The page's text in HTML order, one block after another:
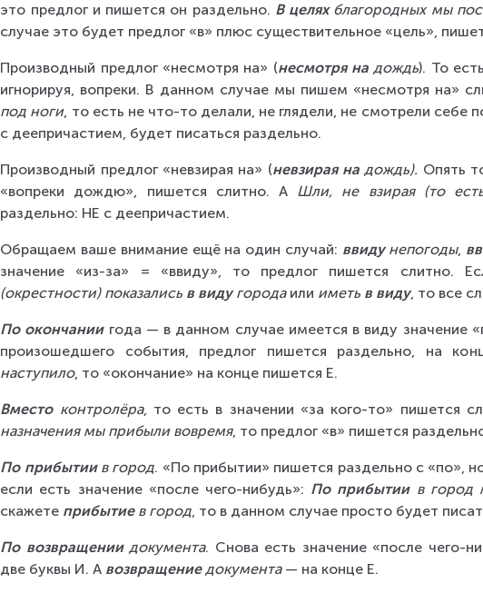
это предлог и пишется он раздельно. В целях благородных мы
случае это будет предлог «в» плюс существительное «цель»,
Производный предлог «несмотря на» (несмотря на дождь). То
игнорируя, вопреки. В данном случае мы пишем «несмотря на»
под ноги, то есть не что-то делали, не глядели, не смотрели себе
с деепричастием, будет писаться раздельно.
Производный предлог «невзирая на» (невзирая на дождь). Опять
«вопреки дождю», пишется слитно. А Шли, не взирая (то
раздельно: НЕ с деепричастием.
Обращаем ваше внимание ещё на один случай: ввиду непогоды,
значение «из-за» = «ввиду», то предлог пишется слитно.
(окрестности) показались в виду города или иметь в виду, то все
По окончании года — в данном случае имеется в виду значение
произошедшего события, предлог пишется раздельно, на
наступило, то «окончание» на конце пишется Е.
Вместо контролёра, то есть в значении «за кого-то» пишется
назначения мы прибыли вовремя, то предлог «в» пишется
По прибытии в город. «По прибытии» пишется раздельно с «по»,
если есть значение «после чего-нибудь»: По прибытии в город
скажете прибытие в город, то в данном случае просто будет
По возвращении документа. Снова есть значение «после чего-
две буквы И. А возвращение документа — на конце Е.